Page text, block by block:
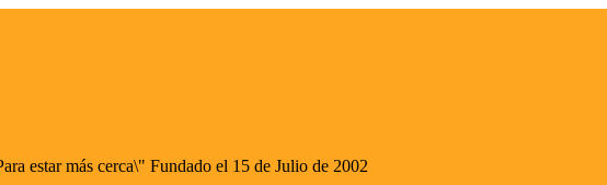
más cerca\" Fundado el 15 de Julio de 2002